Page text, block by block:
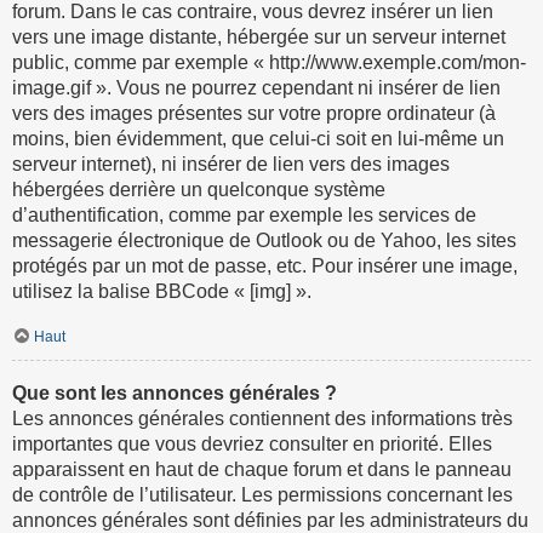
forum. Dans le cas contraire, vous devrez insérer un lien
vers une image distante, hébergée sur un serveur internet
public, comme par exemple « http://www.exemple.com/mon-
image.gif ». Vous ne pourrez cependant ni insérer de lien
vers des images présentes sur votre propre ordinateur (à
moins, bien évidemment, que celui-ci soit en lui-même un
serveur internet), ni insérer de lien vers des images
hébergées derrière un quelconque système
d’authentification, comme par exemple les services de
messagerie électronique de Outlook ou de Yahoo, les sites
protégés par un mot de passe, etc. Pour insérer une image,
utilisez la balise BBCode « [img] ».
Haut
Que sont les annonces générales ?
Les annonces générales contiennent des informations très
importantes que vous devriez consulter en priorité. Elles
apparaissent en haut de chaque forum et dans le panneau
de contrôle de l’utilisateur. Les permissions concernant les
annonces générales sont définies par les administrateurs du